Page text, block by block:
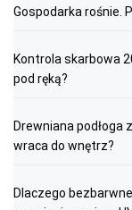
Gospodarka rośnie.
Kontrola skarbowa
pod ręką?
Drewniana podłoga
wraca do wnętrz?
Dlaczego